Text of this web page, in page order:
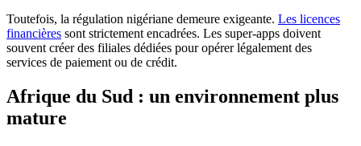
Toutefois, la régulation nigériane demeure exigeante. Les licences
financières sont strictement encadrées. Les super-apps doivent
souvent créer des filiales dédiées pour opérer légalement des
services de paiement ou de crédit.
Afrique du Sud : un environnement plus
mature